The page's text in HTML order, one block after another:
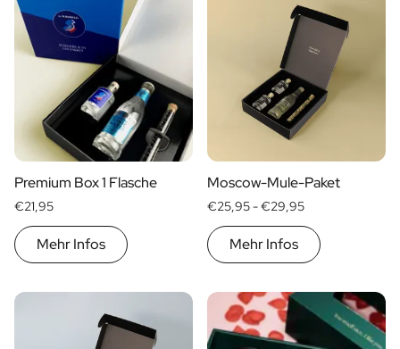
Magnum XL Flaschen
Geburtstagsgeschenke
Geburtstagsgeschenk
Fotogeschenk
Liebesgeschenk
Partygeschenk
Einweihungsgeschenk
Jubiläumsgeschenk
Abschiedsgeschenk
Danke Geschenk zur Kommunion
Black Friday Geschenk
Neujahrsgeschenk
Geschenk zum Sekretärstag
Weihnachtsgeschenk
Premium Box 1 Flasche
€21,95
Mehr Infos
Moscow-Mule-Paket
€25,95 -€29,95
Mehr Infos